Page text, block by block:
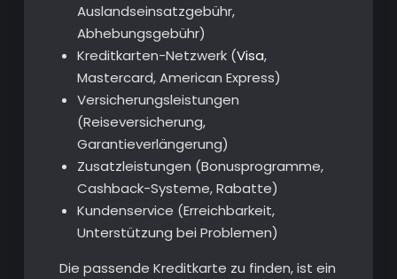
Auslandseinsatzgebühr,
Abhebungsgebühr)
Kreditkarten-Netzwerk (Visa,
Mastercard, American Express)
Versicherungsleistungen
(Reiseversicherung,
Garantieverlängerung)
Zusatzleistungen (Bonusprogramme,
Cashback-Systeme, Rabatte)
Kundenservice (Erreichbarkeit,
Unterstützung bei Problemen)
Die passende Kreditkarte zu finden, ist ein